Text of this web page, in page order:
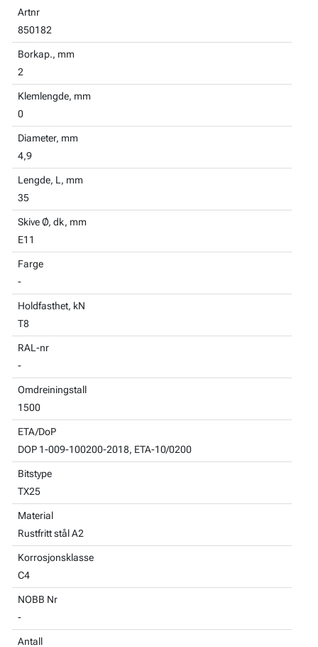
Artnr
850182
Borkap., mm
2
Klemlengde, mm
0
Diameter, mm
4,9
Lengde, L, mm
35
Skive Ø, dk, mm
E11
Farge
-
Holdfasthet, kN
T8
RAL-nr
-
Omdreiningstall
1500
ETA/DoP
DOP 1-009-100200-2018, ETA-10/0200
Bitstype
TX25
Material
Rustfritt stål A2
Korrosjonsklasse
C4
NOBB Nr
-
Antall